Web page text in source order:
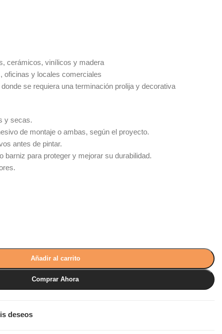
cerámicos, vinílicos y madera
oficinas y locales comerciales
se requiera una terminación prolija y decorativa
y secas.
de montaje o ambas, según el proyecto.
antes de pintar.
barniz para proteger y mejorar su durabilidad.
Añadir al carrito
Comprar Ahora
deseos